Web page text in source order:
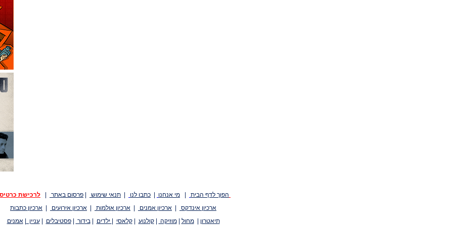
הפוך לדף הבית מי אנחנו כתבו לנו תנאי שימוש פרסום באתר
לרכישת
ארכיון אינדקס
ארכיון אמנים ארכיון אולמות ארכיון אירועים
ארכיון כתבות
תיאטרון
|מחול |מוזיקה |קולנוע |קלאסי ילדים |בידור |פסטיבלים |עניין |אמנים